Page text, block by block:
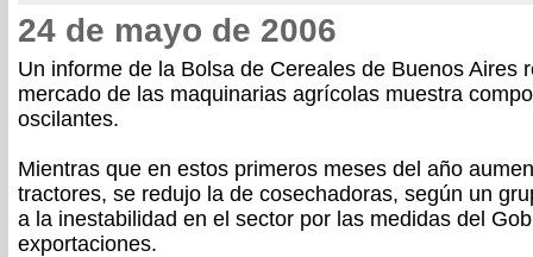
24 de mayo de 2006
Un informe de la Bolsa de Cereales de Buenos Aires
mercado de las maquinarias agrícolas muestra
oscilantes.
Mientras que en estos primeros meses del año
tractores, se redujo la de cosechadoras, según un
a la inestabilidad en el sector por las medidas del
exportaciones.